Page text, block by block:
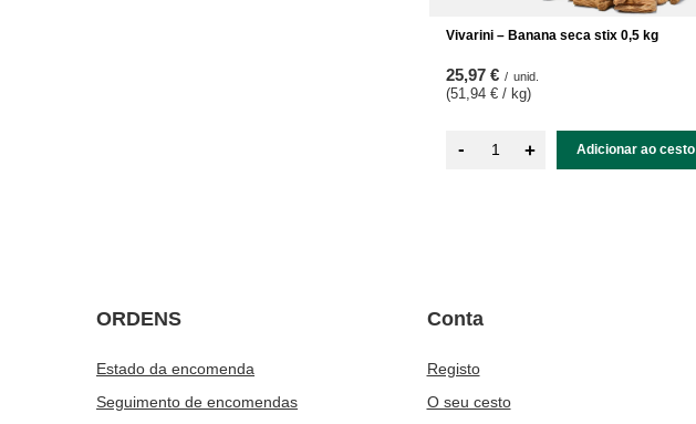
Vivarini – Banana seca stix 0,5 kg
25,97 € / unid.
(51,94 € / kg)
- + Adicionar ao cesto
ORDENS
Estado da encomenda
Seguimento de encomendas
Conta
Registo
O seu cesto